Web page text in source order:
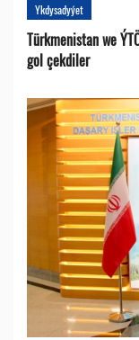
Ykdysadyýet
Türkmenistan we
gol çekdiler